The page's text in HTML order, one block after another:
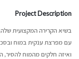
Project Description
בשיא הקרירה המקצועית
עם מפרצת ענקית במוח
ואיזה חלקים מהמוח להסיר,